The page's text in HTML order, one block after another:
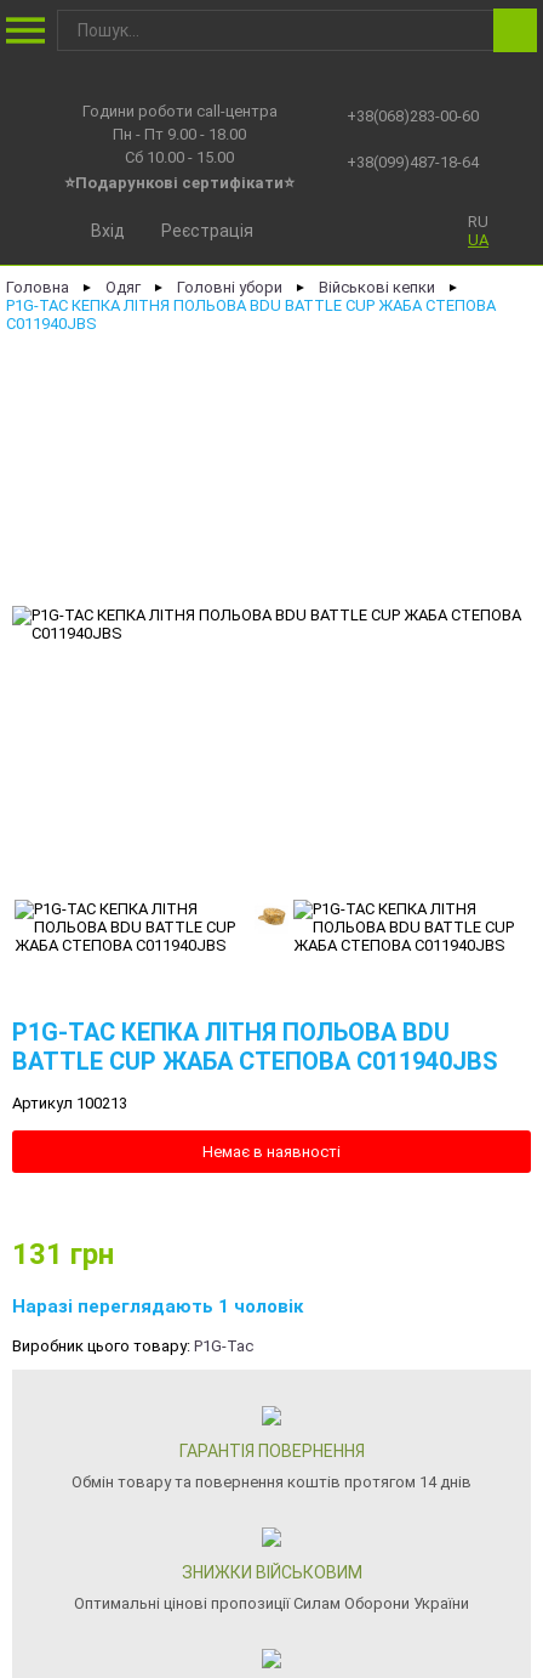
Години роботи call-центра
Пн - Пт 9.00 - 18.00
Сб 10.00 - 15.00
⭐Подарункові сертифікати⭐
+38(068)283-00-60
+38(099)487-18-64
RU
UA
Вхід Реєстрація
Головна ► Одяг ► Головні убори ► Військові кепки ►
P1G-TAC КЕПКА ЛІТНЯ ПОЛЬОВА BDU BATTLE CUP ЖАБА СТЕПОВА
C011940JBS
P1G-TAC КЕПКА ЛІТНЯ ПОЛЬОВА BDU
BATTLE CUP ЖАБА СТЕПОВА C011940JBS
Артикул 100213
Немає в наявності
131 грн
Наразі переглядають 1 чоловік
Виробник цього товару: P1G-Tac
ГАРАНТІЯ ПОВЕРНЕННЯ
Обмін товару та повернення коштів протягом 14 днів
ЗНИЖКИ ВІЙСЬКОВИМ
Оптимальні цінові пропозиції Силам Оборони України